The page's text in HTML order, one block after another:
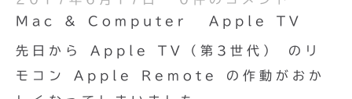
Mac & Computer
Apple TV
先日から Apple TV（第3世代） のリ
モコン Apple Remote の作動がおか